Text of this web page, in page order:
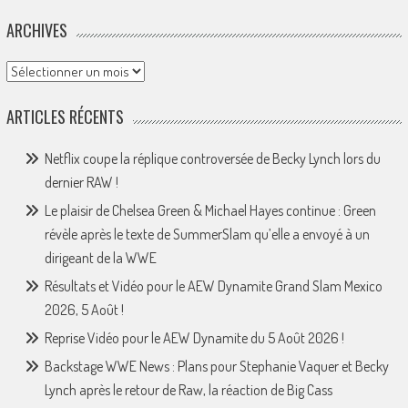
ARCHIVES
Archives
ARTICLES RÉCENTS
Netflix coupe la réplique controversée de Becky Lynch lors du
dernier RAW !
Le plaisir de Chelsea Green & Michael Hayes continue : Green
révèle après le texte de SummerSlam qu’elle a envoyé à un
dirigeant de la WWE
Résultats et Vidéo pour le AEW Dynamite Grand Slam Mexico
2026, 5 Août !
Reprise Vidéo pour le AEW Dynamite du 5 Août 2026 !
Backstage WWE News : Plans pour Stephanie Vaquer et Becky
Lynch après le retour de Raw, la réaction de Big Cass